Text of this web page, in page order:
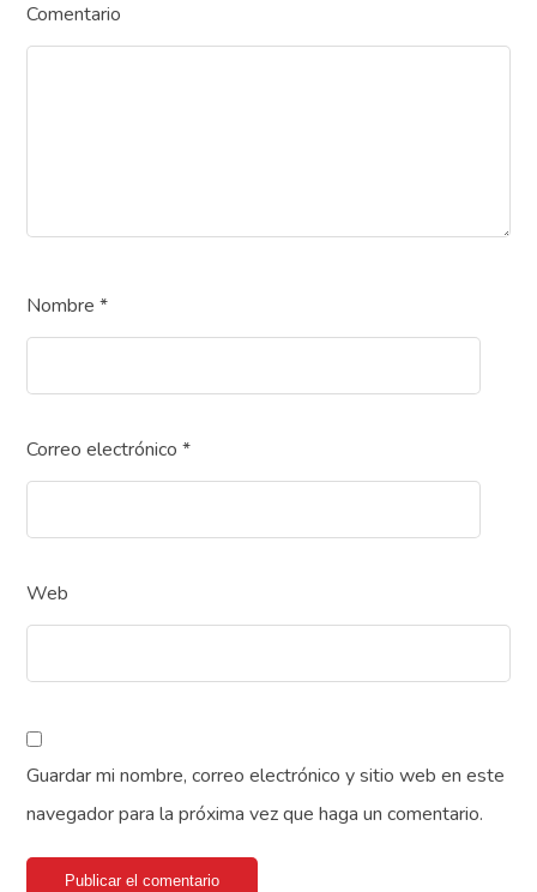
Comentario
Nombre*
Correo electrónico*
Web
Guardar mi nombre, correo electrónico y sitio web en este
navegador para la próxima vez que haga un comentario.
Publicar el comentario